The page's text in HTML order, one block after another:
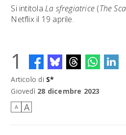
Si intitola La sfregiatrice (The
Netflix il 19 aprile.
1
Articolo di S*
Giovedì 28 dicembre 2023
A A